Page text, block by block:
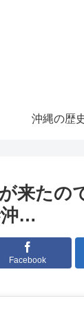
沖縄の歴
来たの
…
Facebook